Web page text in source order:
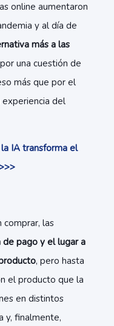
online aumentaron
y al día de
más a las
una cuestión de
más que por el
del
IA transforma el
las
pago y el lugar a
, pero hasta
el producto que la
en distintos
y, finalmente,